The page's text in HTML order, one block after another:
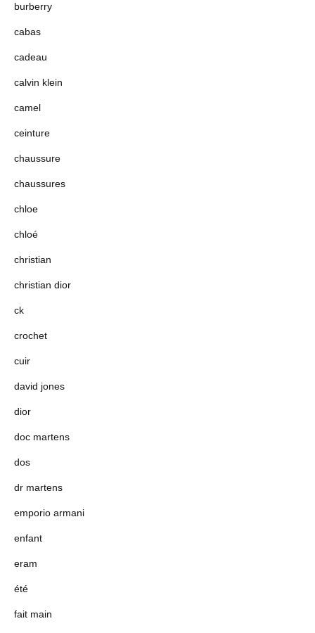
burberry
cabas
cadeau
calvin klein
camel
ceinture
chaussure
chaussures
chloe
chloé
christian
christian dior
ck
crochet
cuir
david jones
dior
doc martens
dos
dr martens
emporio armani
enfant
eram
été
fait main